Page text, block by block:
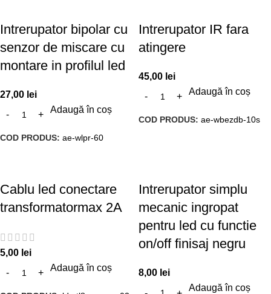
Intrerupator bipolar cu
senzor de miscare cu
montare in profilul led
27,00 lei
Adaugă în coș
COD PRODUS: ae-wlpr-60
Intrerupator IR fara
atingere
45,00 lei
Adaugă în coș
COD PRODUS: ae-wbezdb-10s
Cablu led conectare
transformatormax 2A
5,00 lei
Adaugă în coș
Intrerupator simplu
mecanic ingropat
pentru led cu functie
on/off finisaj negru
8,00 lei
Adaugă în coș